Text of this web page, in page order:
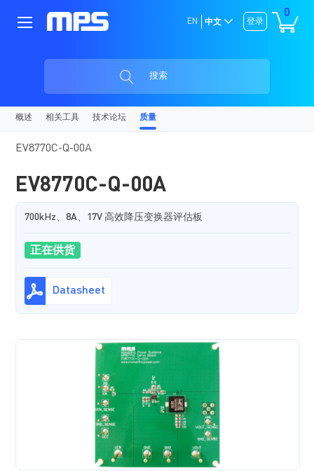
0
登录
EN 中文
搜索
概述 相关工具 技术论坛 质量
EV8770C-Q-00A
EV8770C-Q-00A
700kHz、8A、17V 高效降压变换器评估板
正在供货
Datasheet